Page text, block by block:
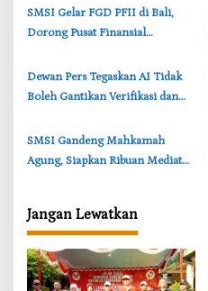
s
‎SMSI Gelar FGD PFII di Bali,
Dorong Pusat Finansial
‎Dewan Pers Tegaskan AI Tidak
Boleh Gantikan Verifikasi dan
‎SMSI Gandeng Mahkamah
Agung, Siapkan Ribuan Mediator
Jangan Lewatkan